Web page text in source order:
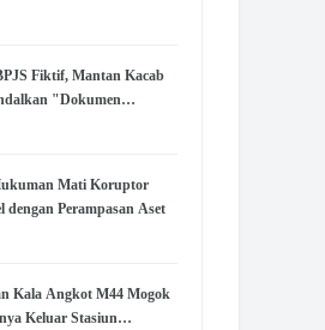
Fiktif, Mantan Kacab
"Dokumen
Disetujui
Mati Koruptor
dengan Perampasan Aset
Kala Angkot M44 Mogok
Keluar Stasiun